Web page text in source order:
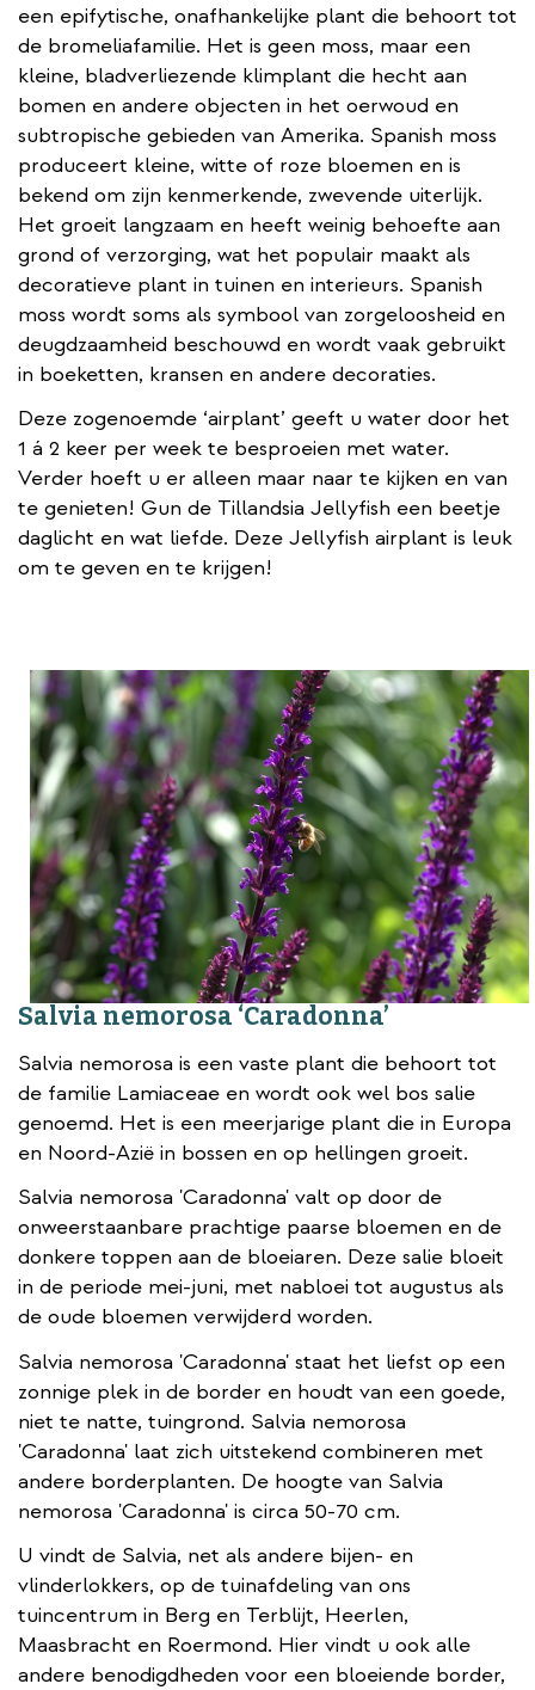
een epifytische, onafhankelijke plant die behoort tot
de bromeliafamilie. Het is geen moss, maar een
kleine, bladverliezende klimplant die hecht aan
bomen en andere objecten in het oerwoud en
subtropische gebieden van Amerika. Spanish moss
produceert kleine, witte of roze bloemen en is
bekend om zijn kenmerkende, zwevende uiterlijk.
Het groeit langzaam en heeft weinig behoefte aan
grond of verzorging, wat het populair maakt als
decoratieve plant in tuinen en interieurs. Spanish
moss wordt soms als symbool van zorgeloosheid en
deugdzaamheid beschouwd en wordt vaak gebruikt
in boeketten, kransen en andere decoraties.
Deze zogenoemde ‘airplant’ geeft u water door het
1 á 2 keer per week te besproeien met water.
Verder hoeft u er alleen maar naar te kijken en van
te genieten! Gun de Tillandsia Jellyfish een beetje
daglicht en wat liefde. Deze Jellyfish airplant is leuk
om te geven en te krijgen!
Salvia nemorosa ‘Caradonna’
Salvia nemorosa is een vaste plant die behoort tot
de familie Lamiaceae en wordt ook wel bos salie
genoemd. Het is een meerjarige plant die in Europa
en Noord-Azië in bossen en op hellingen groeit.
Salvia nemorosa 'Caradonna' valt op door de
onweerstaanbare prachtige paarse bloemen en de
donkere toppen aan de bloeiaren. Deze salie bloeit
in de periode mei-juni, met nabloei tot augustus als
de oude bloemen verwijderd worden.
Salvia nemorosa 'Caradonna' staat het liefst op een
zonnige plek in de border en houdt van een goede,
niet te natte, tuingrond. Salvia nemorosa
'Caradonna' laat zich uitstekend combineren met
andere borderplanten. De hoogte van Salvia
nemorosa 'Caradonna' is circa 50-70 cm.
U vindt de Salvia, net als andere bijen- en
vlinderlokkers, op de tuinafdeling van ons
tuincentrum in Berg en Terblijt, Heerlen,
Maasbracht en Roermond. Hier vindt u ook alle
andere benodigdheden voor een bloeiende border,